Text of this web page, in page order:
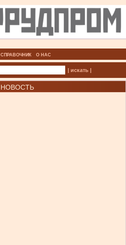
СПРАВОЧНИК О НАС
| искать |
НОВОСТЬ